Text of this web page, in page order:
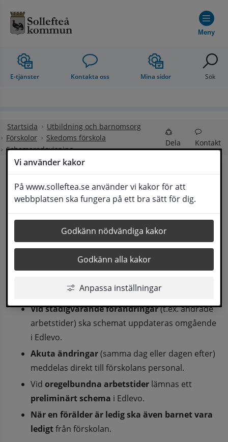
Vi använder kakor
På www.solleftea.se använder vi kakor för att
webbplatsen ska fungera på ett bra sätt för dig.
Godkänn nödvändiga kakor
Godkänn alla kakor
Anpassa inställningar
Meny
E-tjänster Kontakta oss Mina sidor Sök
Startsida
Utbildning och barnomsorg
Förskolor
Skedoms förskola
Schemaredovisning
Dela Kontakt
Schemaredovisning
När ditt barn har börjat på förskolan ska du lämna in
ett aktuellt närvaroschema genom appen Edlevo.
Viktigt att veta:
Barnets/barnens närvaroschema ska lämnas
Vid stadigvarande förändringar (t.ex. ändrade
arbetstider) ska schemat uppdateras omgående
i Edlevo.
Akuta ändringar (samma dag eller dagen efter)
meddelas direkt till förskolans personal.
Vid oregelbundna arbetstider
preliminärt schema i Edlevo.
När en förälder är ledig ska även barnet vara
ledigt från förskolan.